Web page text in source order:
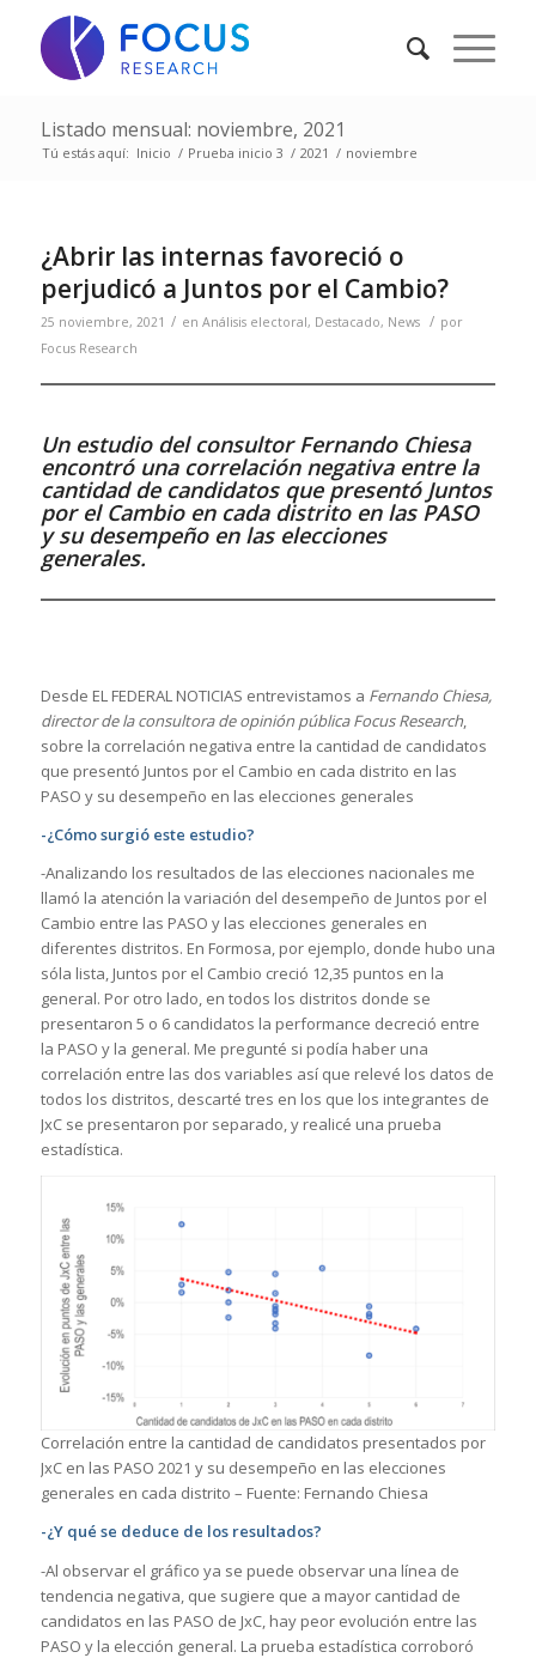
Listado mensual: noviembre, 2021
Tú estás aquí: Inicio / Prueba inicio 3 / 2021 / noviembre
¿Abrir las internas favoreció o
perjudicó a Juntos por el Cambio?
25 noviembre, 2021 / en Análisis electoral, Destacado, News / por
Focus Research
Un estudio del consultor Fernando Chiesa
encontró una correlación negativa entre la
cantidad de candidatos que presentó Juntos
por el Cambio en cada distrito en las PASO
y su desempeño en las elecciones
generales.
Desde EL FEDERAL NOTICIAS entrevistamos a Fernando Chiesa,
director de la consultora de opinión pública Focus Research,
sobre la correlación negativa entre la cantidad de candidatos
que presentó Juntos por el Cambio en cada distrito en las
PASO y su desempeño en las elecciones generales
-¿Cómo surgió este estudio?
-Analizando los resultados de las elecciones nacionales me
llamó la atención la variación del desempeño de Juntos por el
Cambio entre las PASO y las elecciones generales en
diferentes distritos. En Formosa, por ejemplo, donde hubo una
sóla lista, Juntos por el Cambio creció 12,35 puntos en la
general. Por otro lado, en todos los distritos donde se
presentaron 5 o 6 candidatos la performance decreció entre
la PASO y la general. Me pregunté si podía haber una
correlación entre las dos variables así que relevé los datos de
todos los distritos, descarté tres en los que los integrantes de
JxC se presentaron por separado, y realicé una prueba
estadística.
Correlación entre la cantidad de candidatos presentados por
JxC en las PASO 2021 y su desempeño en las elecciones
generales en cada distrito – Fuente: Fernando Chiesa
-¿Y qué se deduce de los resultados?
-Al observar el gráfico ya se puede observar una línea de
tendencia negativa, que sugiere que a mayor cantidad de
candidatos en las PASO de JxC, hay peor evolución entre las
PASO y la elección general. La prueba estadística corroboró